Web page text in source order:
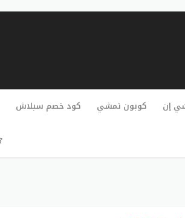
إن كوبون نمشي كود خصم سبلاش